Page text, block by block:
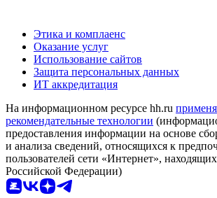
Этика и комплаенс
Оказание услуг
Использование сайтов
Защита персональных данных
ИТ аккредитация
На информационном ресурсе hh.ru
рекомендательные технологии
предоставления информации на основе
и анализа сведений, относящихся к
пользователей сети «Интернет»,
Российской Федерации)